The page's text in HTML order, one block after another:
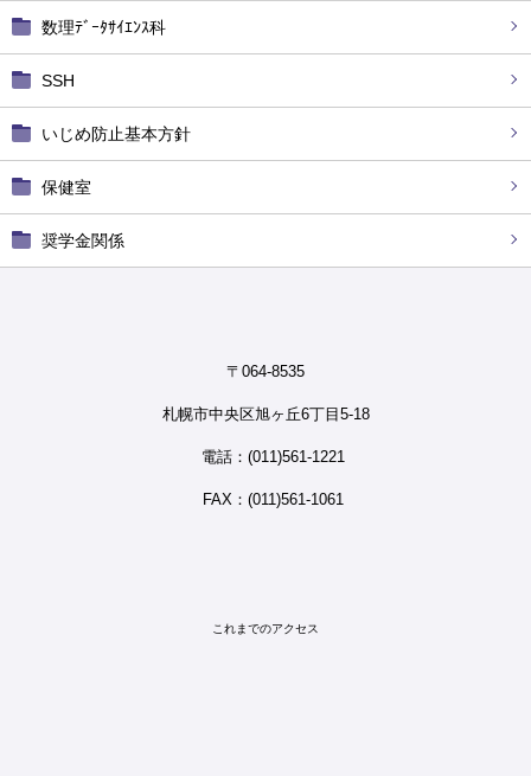
数理ﾃﾞｰﾀｻｲｴﾝｽ科
SSH
いじめ防止基本方針
保健室
奨学金関係
〒064-8535
札幌市中央区旭ヶ丘6丁目5-18
電話：(011)561-1221
FAX：(011)561-1061
これまでのアクセス